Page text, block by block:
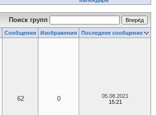
Поиск групп
Сообщения Изображения Последнее сообщение
62 0
05.08.2021
15:21